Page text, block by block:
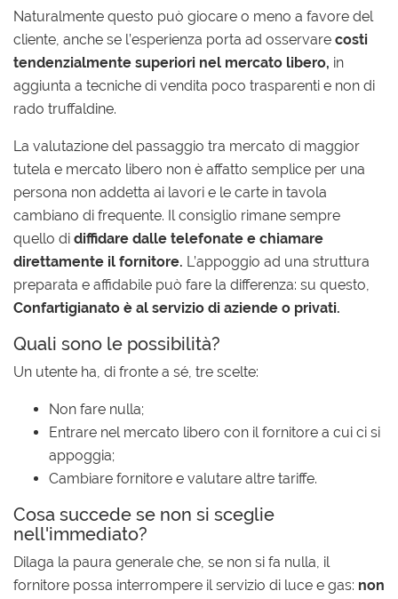
Naturalmente questo può giocare o meno a favore del
cliente, anche se l’esperienza porta ad osservare costi
tendenzialmente superiori nel mercato libero, in
aggiunta a tecniche di vendita poco trasparenti e non di
rado truffaldine.
La valutazione del passaggio tra mercato di maggior
tutela e mercato libero non è affatto semplice per una
persona non addetta ai lavori e le carte in tavola
cambiano di frequente. Il consiglio rimane sempre
quello di diffidare dalle telefonate e chiamare
direttamente il fornitore. L’appoggio ad una struttura
preparata e affidabile può fare la differenza: su questo,
Confartigianato è al servizio di aziende o privati.
Quali sono le possibilità?
Un utente ha, di fronte a sé, tre scelte:
Non fare nulla;
Entrare nel mercato libero con il fornitore a cui ci si
appoggia;
Cambiare fornitore e valutare altre tariffe.
Cosa succede se non si sceglie
nell'immediato?
Dilaga la paura generale che, se non si fa nulla, il
fornitore possa interrompere il servizio di luce e gas: non